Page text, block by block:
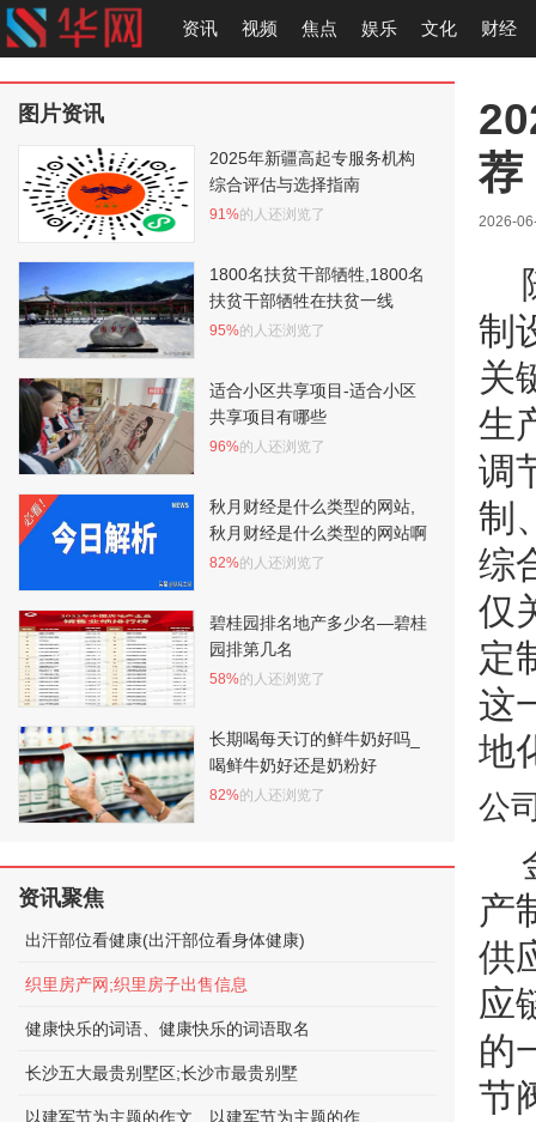
资讯 视频 焦点 娱乐 文化 财经
荐
2026-
制
关
生
调
制
综
仅
定
这
地
公
产
供
应
的
节
图片资讯
2025年新疆高起专服务机构
综合评估与选择指南
91%的人还浏览了
1800名扶贫干部牺牲,1800名
扶贫干部牺牲在扶贫一线
95%的人还浏览了
适合小区共享项目-适合小区
共享项目有哪些
96%的人还浏览了
秋月财经是什么类型的网站,
秋月财经是什么类型的网站啊
82%的人还浏览了
碧桂园排名地产多少名—碧桂
园排第几名
58%的人还浏览了
长期喝每天订的鲜牛奶好吗_
喝鲜牛奶好还是奶粉好
82%的人还浏览了
资讯聚焦
出汗部位看健康(出汗部位看身体健康)
织里房产网;织里房子出售信息
健康快乐的词语、健康快乐的词语取名
长沙五大最贵别墅区;长沙市最贵别墅